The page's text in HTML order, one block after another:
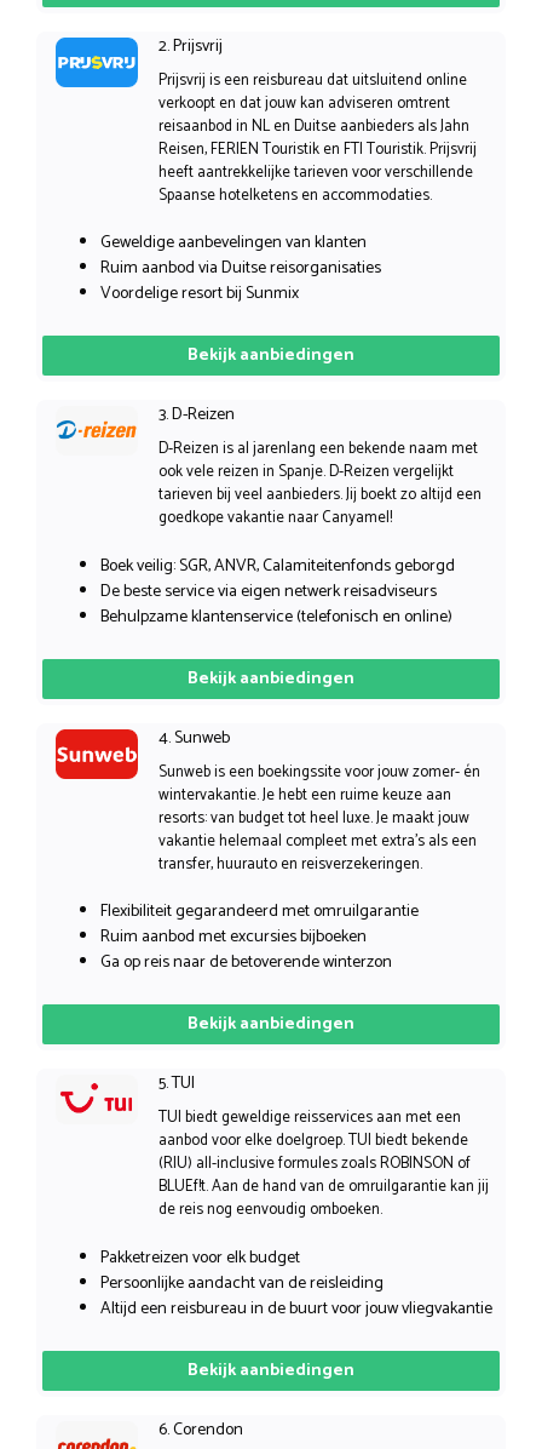
2. Prijsvrij
Prijsvrij is een reisbureau dat uitsluitend online
verkoopt en dat jouw kan adviseren omtrent
reisaanbod in NL en Duitse aanbieders als Jahn
Reisen, FERIEN Touristik en FTI Touristik. Prijsvrij
heeft aantrekkelijke tarieven voor verschillende
Spaanse hotelketens en accommodaties.
Geweldige aanbevelingen van klanten
Ruim aanbod via Duitse reisorganisaties
Voordelige resort bij Sunmix
Bekijk aanbiedingen
3. D-Reizen
D-Reizen is al jarenlang een bekende naam met
ook vele reizen in Spanje. D-Reizen vergelijkt
tarieven bij veel aanbieders. Jij boekt zo altijd een
goedkope vakantie naar Canyamel!
Boek veilig: SGR, ANVR, Calamiteitenfonds geborgd
De beste service via eigen netwerk reisadviseurs
Behulpzame klantenservice (telefonisch en online)
Bekijk aanbiedingen
4. Sunweb
Sunweb is een boekingssite voor jouw zomer- én
wintervakantie. Je hebt een ruime keuze aan
resorts: van budget tot heel luxe. Je maakt jouw
vakantie helemaal compleet met extra’s als een
transfer, huurauto en reisverzekeringen.
Flexibiliteit gegarandeerd met omruilgarantie
Ruim aanbod met excursies bijboeken
Ga op reis naar de betoverende winterzon
Bekijk aanbiedingen
5. TUI
TUI biedt geweldige reisservices aan met een
aanbod voor elke doelgroep. TUI biedt bekende
(RIU) all-inclusive formules zoals ROBINSON of
BLUEf!t. Aan de hand van de omruilgarantie kan jij
de reis nog eenvoudig omboeken.
Pakketreizen voor elk budget
Persoonlijke aandacht van de reisleiding
Altijd een reisbureau in de buurt voor jouw vliegvakantie
Bekijk aanbiedingen
6. Corendon